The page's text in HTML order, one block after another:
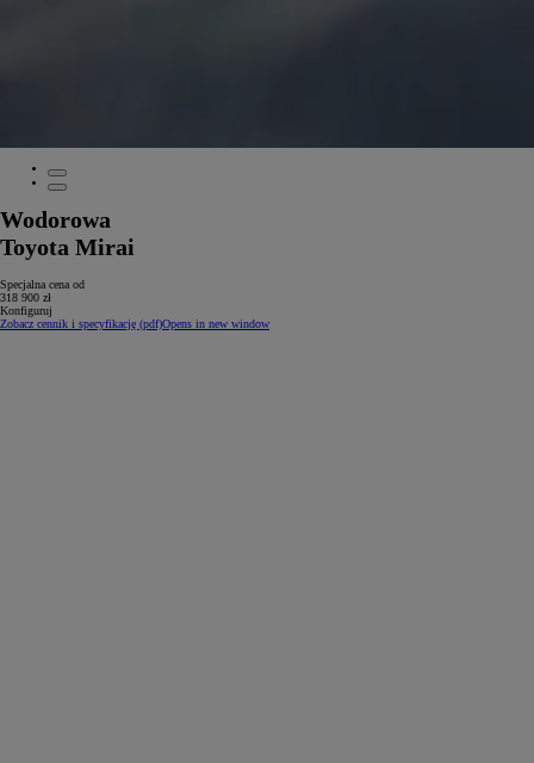
Wodorowa
Toyota Mirai
Specjalna cena od
318 900 zł
Konfiguruj
Zobacz cennik i specyfikację (pdf)Opens in new window